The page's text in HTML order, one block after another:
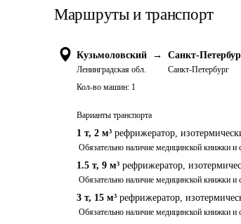
Маршруты и транспорт
Кузьмоловский →
Ленинградская обл.
Санкт-
Санкт-Петербург
Кол-во машин: 1
Варианты транспорта
1 т, 2 м³ рефрижератор,
Обязательно наличие медицинской книжки и
1.5 т, 9 м³ рефрижератор,
Обязательно наличие медицинской книжки и
3 т, 15 м³ рефрижератор,
Обязательно наличие медицинской книжки и